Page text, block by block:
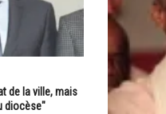
de la ville, mais
diocèse"